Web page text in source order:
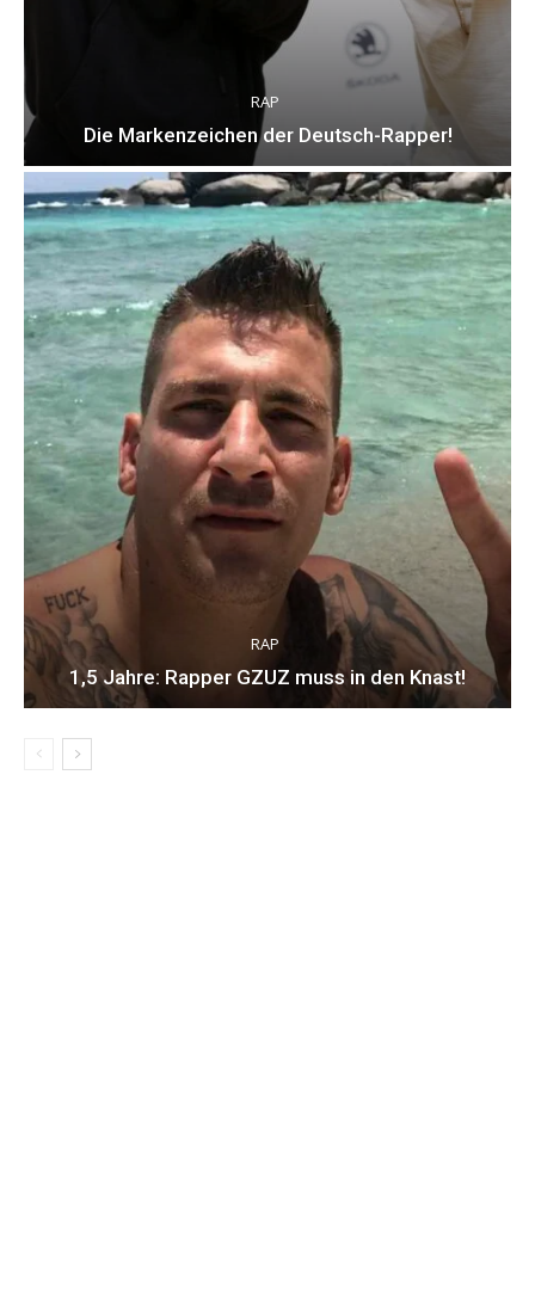
RAP
Die Markenzeichen der Deutsch-Rapper!
RAP
1,5 Jahre: Rapper GZUZ muss in den Knast!